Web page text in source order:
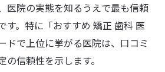
医院の実態を知るうえで最も信頼
す。特に「おすすめ 矯正 歯科 医
ドで上位に挙がる医院は、口コミ
信頼性を示します。